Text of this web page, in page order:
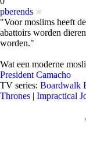
pberends
"Voor moslims heeft
abattoirs worden
worden."
Wat een moderne
President Camacho
TV series: Boardwalk
Thrones | Impractical